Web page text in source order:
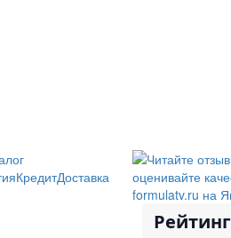
КредитДоставка
Рейтинг